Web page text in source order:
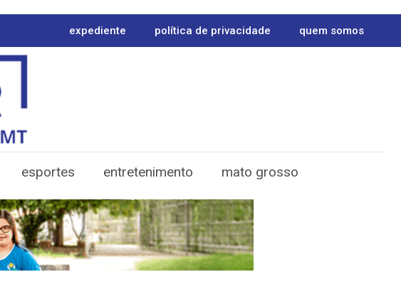
expediente política de privacidade quem somos
esportes entretenimento mato grosso